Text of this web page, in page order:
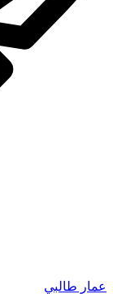
عمار طالبي